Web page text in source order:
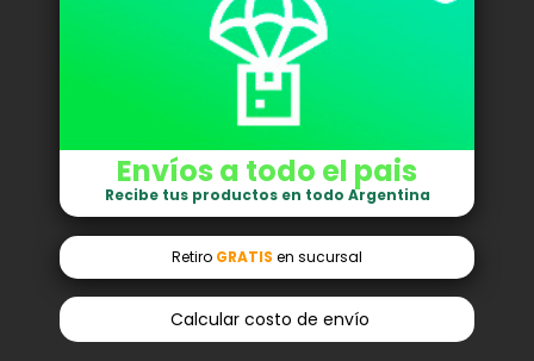
Envíos a todo el pais
Recibe tus productos en todo Argentina
Retiro GRATIS en sucursal
Calcular costo de envío